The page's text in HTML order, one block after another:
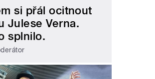
si přál ocitnout
Julese Verna.
splnilo.